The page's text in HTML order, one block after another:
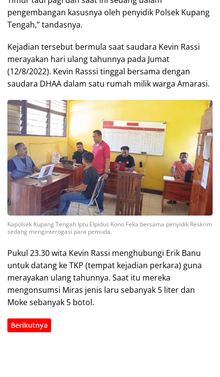
pengembangan kasusnya oleh penyidik Polsek Kupang
Tengah,” tandasnya.
Kejadian tersebut bermula saat saudara Kevin Rassi
merayakan hari ulang tahunnya pada Jumat
(12/8/2022). Kevin Rasssi tinggal bersama dengan
saudara DHAA dalam satu rumah milik warga Amarasi.
Kapolsek Kupang Tengah Iptu Elpidus Kono Feka bersama penyidik Reskrim
sedang menginterogasi para pemuda.
Pukul 23.30 wita Kevin Rassi menghubungi Erik Banu
untuk datang ke TKP (tempat kejadian perkara) guna
merayakan ulang tahunnya. Saat itu mereka
mengonsumsi Miras jenis laru sebanyak 5 liter dan
Moke sebanyak 5 botol.
Berikutnya